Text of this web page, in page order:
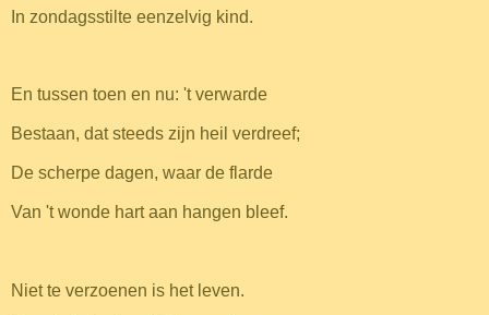
In zondagsstilte eenzelvig kind.
En tussen toen en nu: 't verwarde
Bestaan, dat steeds zijn heil verdreef;
De scherpe dagen, waar de flarde
Van 't wonde hart aan hangen bleef.
Niet te verzoenen is het leven.